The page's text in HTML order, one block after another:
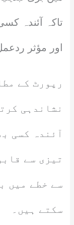
تاکہ آئندہ
اور مؤثر
رپورٹ کے
نشاندہی
آئندہ کسی
تیزی سے
سے خطے میں
سکتے ہیں۔